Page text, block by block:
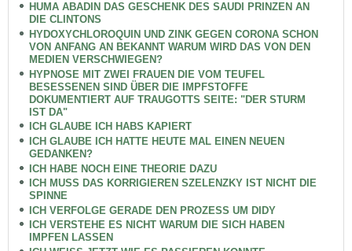
HUMA ABADIN DAS GESCHENK DES SAUDI PRINZEN AN
DIE CLINTONS
HYDOXYCHLOROQUIN UND ZINK GEGEN CORONA SCHON
VON ANFANG AN BEKANNT WARUM WIRD DAS VON DEN
MEDIEN VERSCHWIEGEN?
HYPNOSE MIT ZWEI FRAUEN DIE VOM TEUFEL
BESESSENEN SIND ÜBER DIE IMPFSTOFFE
DOKUMENTIERT AUF TRAUGOTTS SEITE: "DER STURM
IST DA"
ICH GLAUBE ICH HABS KAPIERT
ICH GLAUBE ICH HATTE HEUTE MAL EINEN NEUEN
GEDANKEN?
ICH HABE NOCH EINE THEORIE DAZU
ICH MUSS DAS KORRIGIEREN SZELENZKY IST NICHT DIE
SPINNE
ICH VERFOLGE GERADE DEN PROZESS UM DIDY
ICH VERSTEHE ES NICHT WARUM DIE SICH HABEN
IMPFEN LASSEN